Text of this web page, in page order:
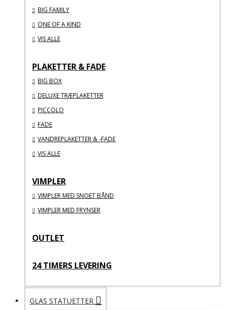
BIG FAMILY
ONE OF A KIND
VIS ALLE
PLAKETTER & FADE
BIG BOX
DELUXE TRÆPLAKETTER
PICCOLO
FADE
VANDREPLAKETTER & -FADE
VIS ALLE
VIMPLER
VIMPLER MED SNOET BÅND
VIMPLER MED FRYNSER
OUTLET
24 TIMERS LEVERING
GLAS STATUETTER